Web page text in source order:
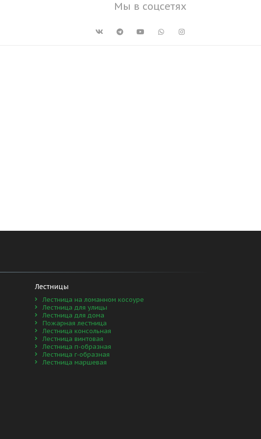
Мы в соцсетях
Лестницы
Лестница на ломанном косоуре
Лестница для улицы
Лестница для дома
Пожарная лестница
Лестница консольная
Лестница винтовая
Лестница п-образная
Лестница г-образная
Лестница маршевая